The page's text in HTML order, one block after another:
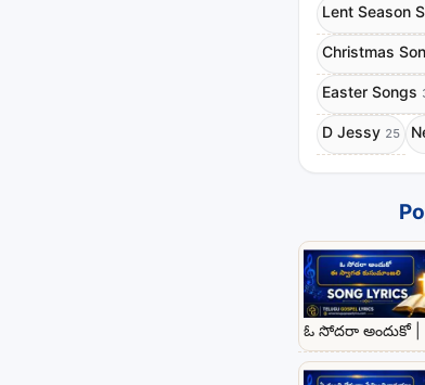
Lent Season
Christmas
Easter Songs
D Jessy 25
ఓ సోదరా అందుకో |